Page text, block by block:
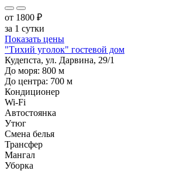
от 1800 ₽
за 1 сутки
Показать цены
"Тихий уголок" гостевой дом
Кудепста, ул. Дарвина, 29/1
До моря: 800 м
До центра: 700 м
Кондиционер
Wi-Fi
Автостоянка
Утюг
Смена белья
Трансфер
Мангал
Уборка